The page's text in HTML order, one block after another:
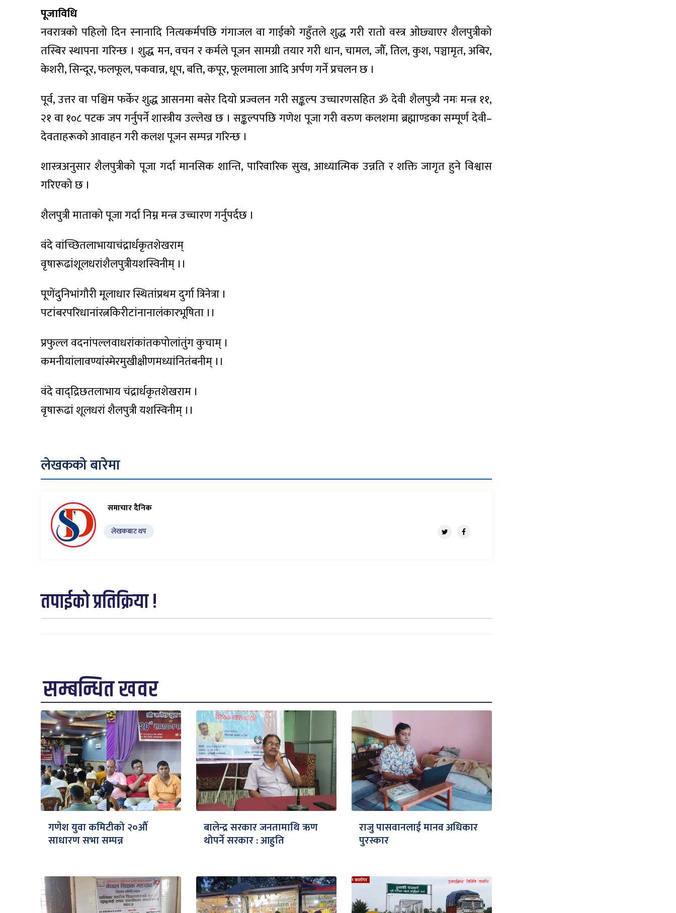
पूजाविधि
नवरात्रको पहिलो दिन स्नानादि नित्यकर्मपछि गंगाजल वा गाईको गहुँतले शुद्ध गरी रातो वस्त्र ओछ्याएर शैलपुत्रीको
तस्बिर स्थापना गरिन्छ । शुद्ध मन, वचन र कर्मले पूजन सामग्री तयार गरी धान, चामल, जौँ, तिल, कुश, पञ्चामृत, अबिर,
केशरी, सिन्दूर, फलफूल, पकवान्न, धूप, बत्ति, कपूर, फूलमाला आदि अर्पण गर्ने प्रचलन छ ।
पूर्व, उत्तर वा पश्चिम फर्केर शुद्ध आसनमा बसेर दियो प्रज्वलन गरी सङ्कल्प उच्चारणसहित ॐ देवी शैलपुत्र्यै नमः मन्त्र ११,
२१ वा १०८ पटक जप गर्नुपर्ने शास्त्रीय उल्लेख छ । सङ्कल्पपछि गणेश पूजा गरी वरुण कलशमा ब्रह्माण्डका सम्पूर्ण देवी–
देवताहरूको आवाहन गरी कलश पूजन सम्पन्न गरिन्छ ।
शास्त्रअनुसार शैलपुत्रीको पूजा गर्दा मानसिक शान्ति, पारिवारिक सुख, आध्यात्मिक उन्नति र शक्ति जागृत हुने विश्वास
गरिएको छ ।
शैलपुत्री माताको पूजा गर्दा निम्न मन्त्र उच्चारण गर्नुपर्दछ ।
वंदे वांच्छितलाभायाचंद्रार्धकृतशेखराम्
वृषारूढांशूलधरांशैलपुत्रीयशस्विनीम् ।।
पूणेंदुनिभांगौरी मूलाधार स्थितांप्रथम दुर्गा त्रिनेत्रा ।
पटांबरपरिधानांरत्नकिरीटांनानालंकारभूषिता ।।
प्रफुल्ल वदनांपल्लवाधरांकांतकपोलांतुंग कुचाम् ।
कमनीयांलावण्यांस्मेरमुखीक्षीणमध्यांनितंबनीम् ।।
वंदे वाद्द्रिछतलाभाय चंद्रार्धकृतशेखराम ।
वृषारूढां शूलधरां शैलपुत्री यशस्विनीम् ।।
लेखकको बारेमा
समाचार दैनिक
लेखकबाट थप
तपाईको प्रतिक्रिया !
सम्बन्धित खवर
गणेश युवा कमिटीको २०औँ
साधारण सभा सम्पन्न
बालेन्द्र सरकार जनतामाथि ऋण
थोपर्ने सरकार : आहुति
राजु पासवानलाई मानव अधिकार
पुरस्कार